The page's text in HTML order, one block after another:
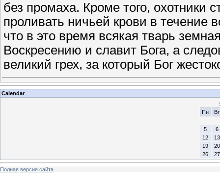
без промаха. Кроме того, охотники
проливать ничьей крови в течение
что в это время всякая тварь
Воскресению и славит Бога, а
великий грех, за который Бог
Calendar
Пн
Вт
5
6
12
13
19
20
26
27
Полная версия сайта